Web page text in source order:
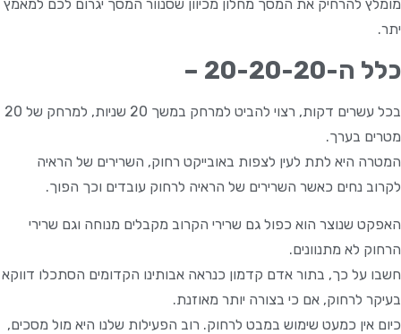
מומלץ להרחיק את המסך מחלון מכיוון שסנוור המסך יגרום לכם למאמץ
יתר.
כלל ה-20-20-20 –
בכל עשרים דקות, רצוי להביט למרחק במשך 20 שניות, למרחק של 20
מטרים בערך.
המטרה היא לתת לעין לצפות באובייקט רחוק, השרירים של הראיה
לקרוב נחים כאשר השרירים של הראיה לרחוק עובדים וכך הפוך.
האפקט שנוצר הוא כפול גם שרירי הקרוב מקבלים מנוחה וגם שרירי
הרחוק לא מתנוונים.
חשבו על כך, בתור אדם קדמון כנראה אבותינו הקדומים הסתכלו דווקא
בעיקר לרחוק, אם כי בצורה יותר מאוזנת.
כיום אין כמעט שימוש במבט לרחוק. רוב הפעילות שלנו היא מול מסכים,